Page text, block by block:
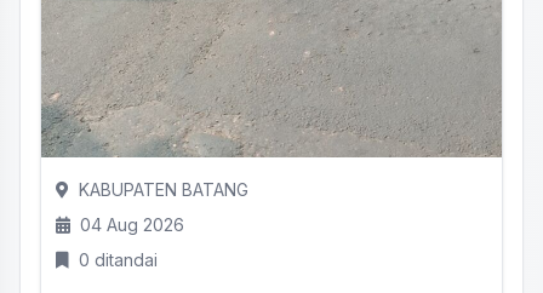
KABUPATEN BATANG
04 Aug 2026
0 ditandai